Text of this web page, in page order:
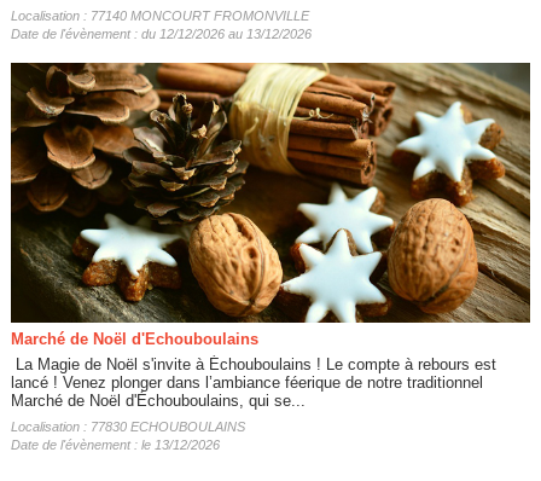
Localisation : 77140 MONCOURT FROMONVILLE
Date de l'évènement : du 12/12/2026 au 13/12/2026
Marché de Noël d'Echouboulains
​ La Magie de Noël s'invite à Échouboulains ! ​Le compte à rebours est
lancé ! Venez plonger dans l’ambiance féerique de notre traditionnel
Marché de Noël d'Échouboulains, qui se...
Localisation : 77830 ECHOUBOULAINS
Date de l'évènement : le 13/12/2026